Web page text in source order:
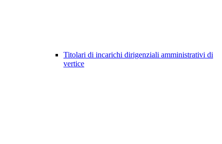
Titolari di incarichi dirigenziali amministrativi di
vertice